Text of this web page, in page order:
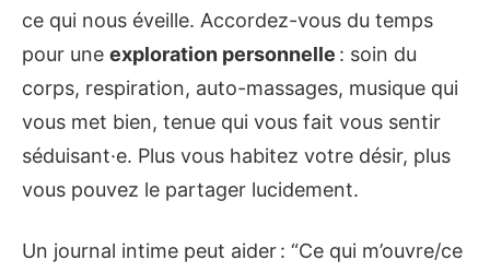
ce qui nous éveille. Accordez-vous du temps
pour une exploration personnelle : soin du
corps, respiration, auto-massages, musique qui
vous met bien, tenue qui vous fait vous sentir
séduisant·e. Plus vous habitez votre désir, plus
vous pouvez le partager lucidement.
Un journal intime peut aider : “Ce qui m’ouvre/ce